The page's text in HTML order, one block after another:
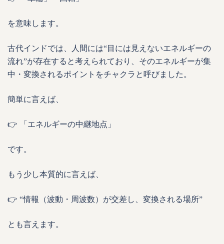
を意味します。
古代インドでは、人間には“目には見えないエネルギーの
流れ”が存在すると考えられており、そのエネルギーが集
中・変換されるポイントをチャクラと呼びました。
簡単に言えば、
👉 「エネルギーの中継地点」
です。
もう少し本質的に言えば、
👉 “情報（波動・周波数）が交差し、変換される場所”
とも言えます。